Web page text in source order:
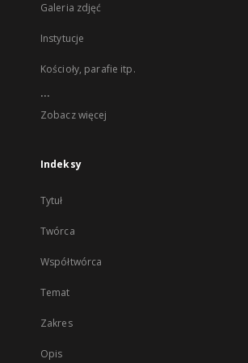
Galeria zdjęć
Instytucje
Kościoły, parafie itp.
...
Zobacz więcej
Indeksy
Tytuł
Twórca
Współtwórca
Temat
Zakres
Opis